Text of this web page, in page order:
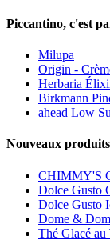
Piccantino, c'est
Milupa
Origin -
Herbaria
Birkmann
ahead Low
Nouveaux
CHIMMY'S
Dolce Gusto
Dolce Gusto
Dome &
Thé Glacé